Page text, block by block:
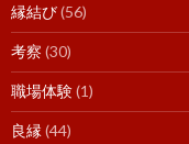
縁結び(56)
考察 (30)
職場体験(1)
良縁 (44)